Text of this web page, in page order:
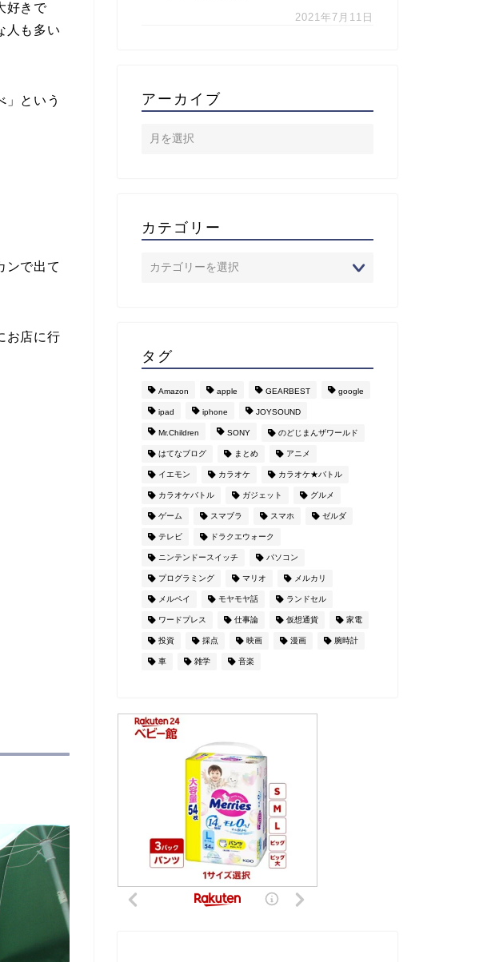
好きで
人も多い
」という
ンで出て
お店に行
2021年7月11日
アーカイブ
カテゴリー
タグ
Amazon apple GEARBEST google
ipad iphone JOYSOUND
Mr.Children SONY のどじまんザワールド
はてなブログ まとめ アニメ
イエモン カラオケ カラオケ★バトル
カラオケバトル ガジェット グルメ
ゲーム スマブラ スマホ ゼルダ
テレビ ドラクエウォーク
ニンテンドースイッチ パソコン
プログラミング マリオ メルカリ
メルペイ モヤモヤ話 ランドセル
ワードプレス 仕事論 仮想通貨 家電
投資 採点 映画 漫画 腕時計
車 雑学 音楽